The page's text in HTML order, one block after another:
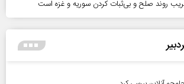
روند صلح و بی‌ثبات کردن سوریه و غزه است